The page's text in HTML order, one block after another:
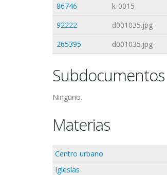
86746
k-0015
92222
d001035.jpg
265395
d001035.jpg
Subdocumentos
Ninguno.
Materias
Centro urbano
Iglesias